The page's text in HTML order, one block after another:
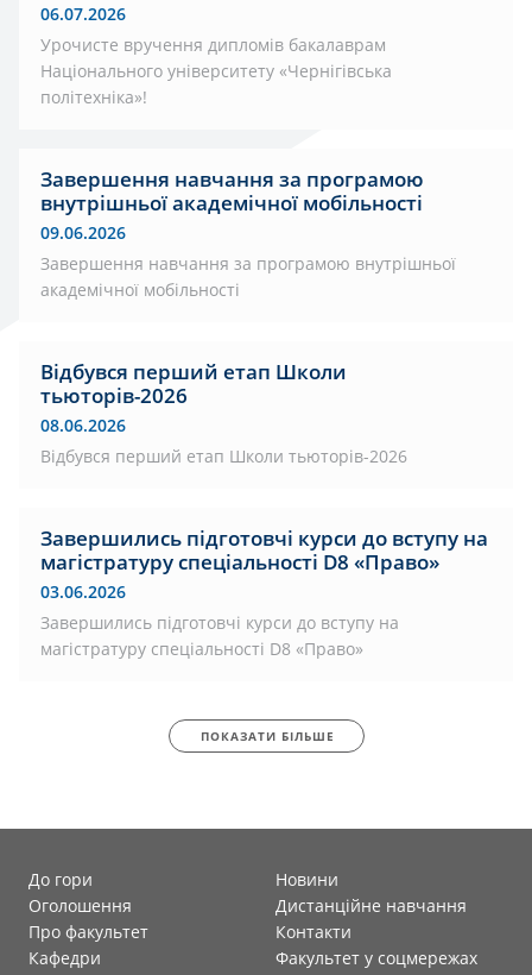
06.07.2026
Урочисте вручення дипломів бакалаврам
Національного університету «Чернігівська
політехніка»!
Завершення навчання за програмою
внутрішньої академічної мобільності
09.06.2026
Завершення навчання за програмою внутрішньої
академічної мобільності
Відбувся перший етап Школи
тьюторів-2026
08.06.2026
Відбувся перший етап Школи тьюторів-2026
Завершились підготовчі курси до вступу на
магістратуру спеціальності D8 «Право»
03.06.2026
Завершились підготовчі курси до вступу на
магістратуру спеціальності D8 «Право»
ПОКАЗАТИ БІЛЬШЕ
До гори
Новини
Оголошення
Дистанційне навчання
Про факультет
Контакти
Кафедри
Факультет у соцмережах